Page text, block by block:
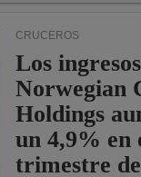
CRUCEROS
Los
Norwegian
Holdings
un 4,9% en
trimestre